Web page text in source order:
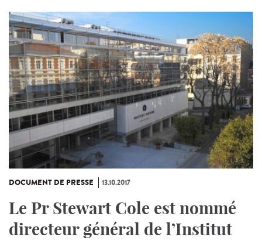
DOCUMENT DE PRESSE 13.10.2017
Le Pr Stewart Cole est nommé
directeur général de l’Institut